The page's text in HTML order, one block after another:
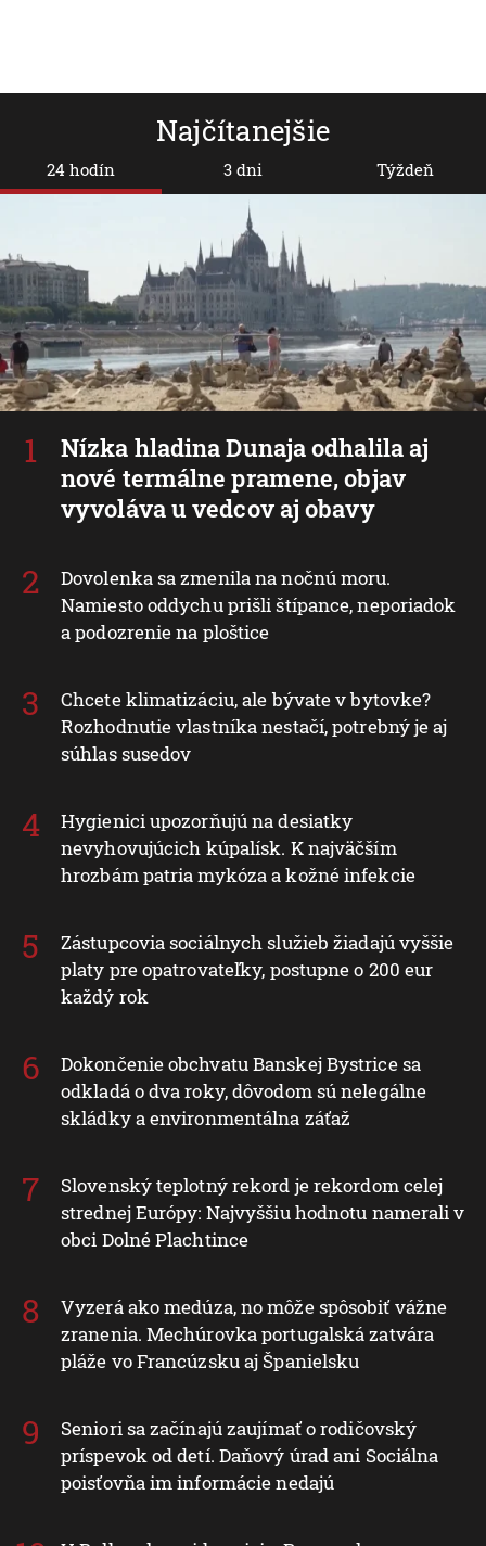
Najčítanejšie
24 hodín
Nízka hladina Dunaja odhalila aj
nové termálne pramene, objav
vyvoláva u vedcov aj obavy
Dovolenka sa zmenila na nočnú moru.
Namiesto oddychu prišli štípance, neporiadok
a podozrenie na ploštice
Chcete klimatizáciu, ale bývate v bytovke?
Rozhodnutie vlastníka nestačí, potrebný je aj
súhlas susedov
Hygienici upozorňujú na desiatky
nevyhovujúcich kúpalísk. K najväčším
hrozbám patria mykóza a kožné infekcie
Zástupcovia sociálnych služieb žiadajú vyššie
platy pre opatrovateľky, postupne o 200 eur
každý rok
Dokončenie obchvatu Banskej Bystrice sa
odkladá o dva roky, dôvodom sú nelegálne
skládky a environmentálna záťaž
Slovenský teplotný rekord je rekordom celej
strednej Európy: Najvyššiu hodnotu namerali v
obci Dolné Plachtince
Vyzerá ako medúza, no môže spôsobiť vážne
zranenia. Mechúrovka portugalská zatvára
pláže vo Francúzsku aj Španielsku
Seniori sa začínajú zaujímať o rodičovský
príspevok od detí. Daňový úrad ani Sociálna
poisťovňa im informácie nedajú
3 dni Týždeň